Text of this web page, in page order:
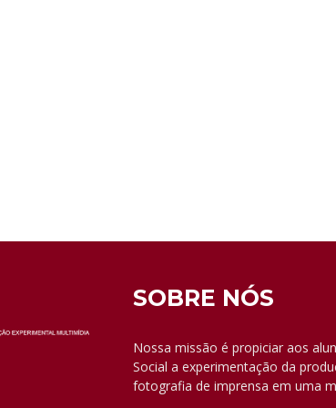
SOBRE NÓS
Nossa missão é propiciar aos
Social a experimentação da
fotografia de imprensa em uma